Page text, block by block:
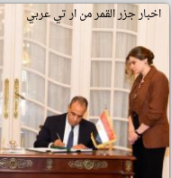
اخبار جزر القمر من ار تي عربي